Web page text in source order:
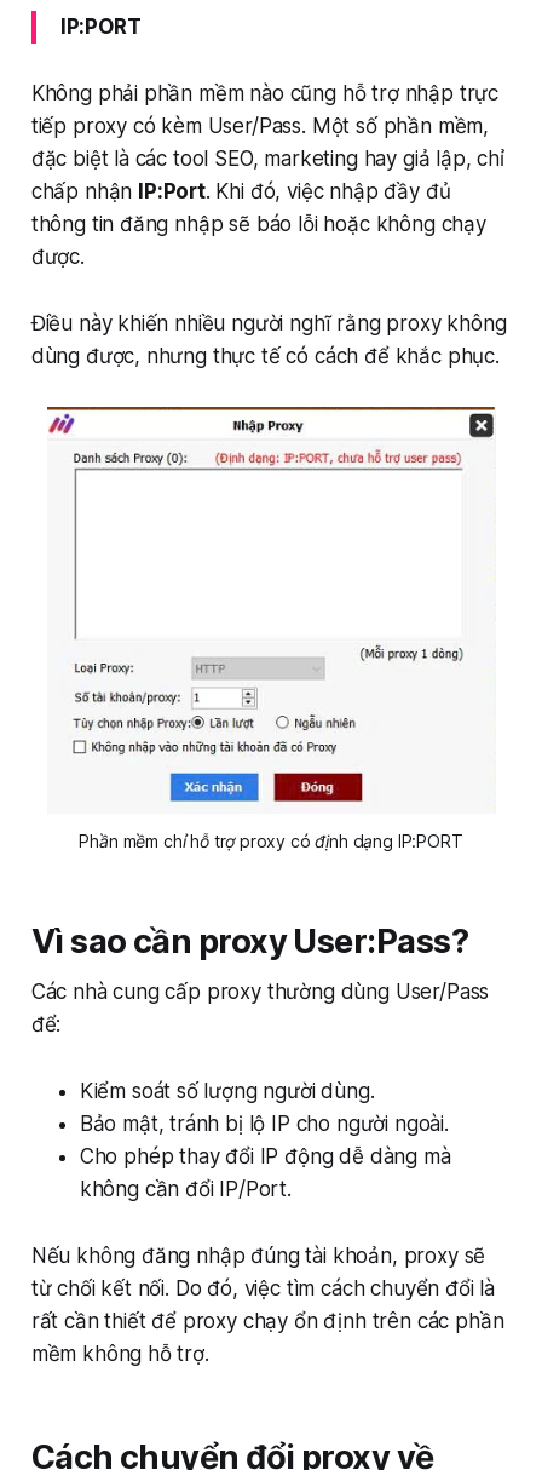
IP:PORT
Không phải phần mềm nào cũng hỗ trợ nhập trực
tiếp proxy có kèm User/Pass. Một số phần mềm,
đặc biệt là các tool SEO, marketing hay giả lập, chỉ
chấp nhận IP:Port. Khi đó, việc nhập đầy đủ
thông tin đăng nhập sẽ báo lỗi hoặc không chạy
được.
Điều này khiến nhiều người nghĩ rằng proxy không
dùng được, nhưng thực tế có cách để khắc phục.
Phần mềm chỉ hỗ trợ proxy có định dạng IP:PORT
Vì sao cần proxy User:Pass?
Các nhà cung cấp proxy thường dùng User/Pass
để:
Kiểm soát số lượng người dùng.
Bảo mật, tránh bị lộ IP cho người ngoài.
Cho phép thay đổi IP động dễ dàng mà
không cần đổi IP/Port.
Nếu không đăng nhập đúng tài khoản, proxy sẽ
từ chối kết nối. Do đó, việc tìm cách chuyển đổi là
rất cần thiết để proxy chạy ổn định trên các phần
mềm không hỗ trợ.
Cách chuyển đổi proxy về